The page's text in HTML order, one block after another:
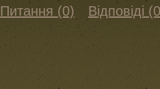
Питання (0) Відповіді